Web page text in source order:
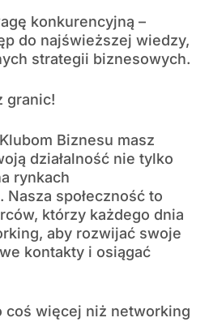
konkurencyjną –
do najświeższej wiedzy,
strategii biznesowych.
granic!
Biznesu masz
działalność nie tylko
rynkach
społeczność to
którzy każdego dnia
aby rozwijać swoje
kontakty i osiągać
coś więcej niż networking